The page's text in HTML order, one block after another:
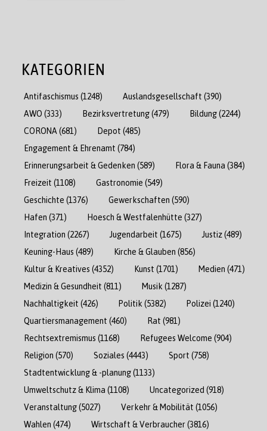
KATEGORIEN
Antifaschismus (1248) Auslandsgesellschaft (390)
AWO (333) Bezirksvertretung(479) Bildung(2244)
CORONA (681) Depot (485)
Engagement & Ehrenamt (784)
Erinnerungsarbeit & Gedenken (589) Flora & Fauna (384)
Freizeit (1108) Gastronomie (549)
Geschichte (1376) Gewerkschaften (590)
Hafen (371) Hoesch & Westfalenhütte (327)
Integration (2267) Jugendarbeit (1675) Justiz(489)
Keuning-Haus (489) Kirche & Glauben (856)
Kultur & Kreatives (4352) Kunst (1701) Medien (471)
Medizin & Gesundheit (811) Musik (1287)
Nachhaltigkeit (426) Politik (5382) Polizei (1240)
Quartiersmanagement (460) Rat (981)
Rechtsextremismus (1168) Refugees Welcome (904)
Religion (570) Soziales (4443) Sport (758)
Stadtentwicklung & -planung(1133)
Umweltschutz & Klima (1108) Uncategorized (918)
Veranstaltung(5027) Verkehr & Mobilität (1056)
Wahlen (474) Wirtschaft & Verbraucher(3816)